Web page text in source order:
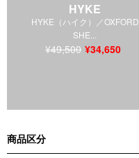
商品区分
HYKE
HYKE（ハイク）／OXFORD
SHE...
¥49,500 ¥34,650